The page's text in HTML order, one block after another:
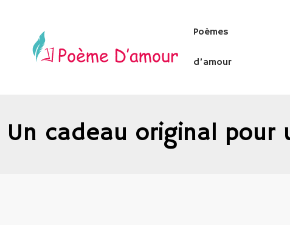
Poèmes
d’amour
Un cadeau original pour